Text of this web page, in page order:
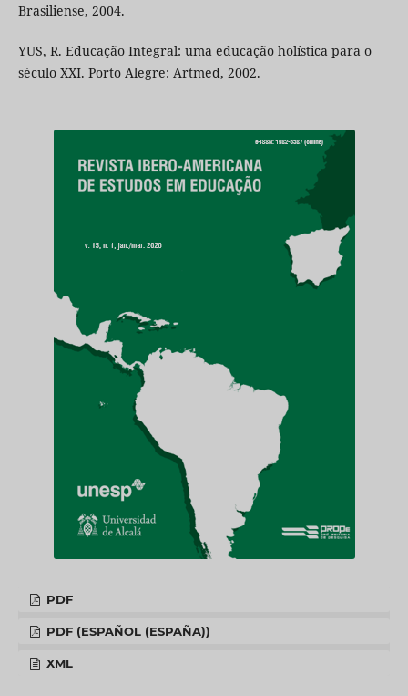
Brasiliense, 2004.
YUS, R. Educação Integral: uma educação holística para o
século XXI. Porto Alegre: Artmed, 2002.
PDF
PDF (ESPAÑOL (ESPAÑA))
XML